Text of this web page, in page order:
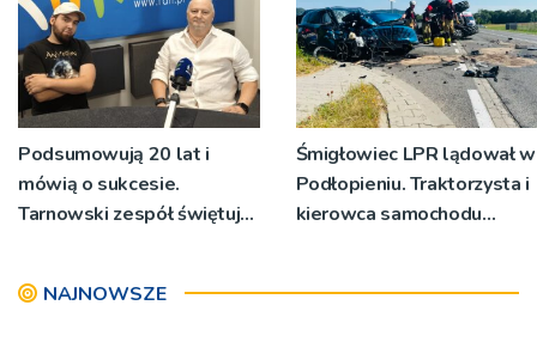
Podsumowują 20 lat i
mówią o sukcesie.
Tarnowski zespół świętuje
Śmigłowiec LPR lądował w
Podłopieniu. Traktorzysta i
kierowca samochodu
NAJNOWSZE